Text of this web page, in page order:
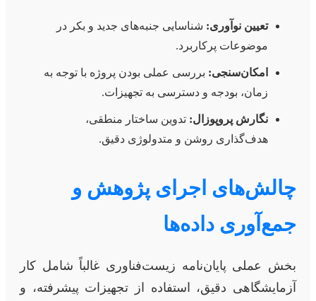
تعیین نوآوری: شناسایی جنبه‌های جدید و بکر در
موضوعات پرکاربرد.
امکان‌سنجی: بررسی عملی بودن پروژه با توجه به
زمان، بودجه و دسترسی به تجهیزات.
نگارش پروپوزال: تدوین ساختار منطقی،
هدف‌گذاری روشن و متدولوژی دقیق.
چالش‌های اجرای پژوهش و
جمع‌آوری داده‌ها
بخش عملی پایان‌نامه زیست‌فناوری غالباً شامل کار
آزمایشگاهی دقیق، استفاده از تجهیزات پیشرفته، و